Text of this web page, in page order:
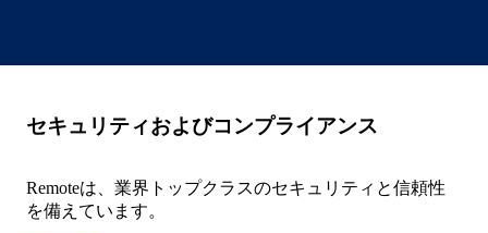
セキュリティおよびコンプライアンス
Remoteは、業界トップクラスのセキュリティと信頼性
を備えています。